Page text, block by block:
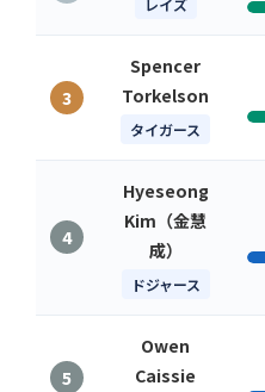
レイズ
3
Spencer
Torkelson
タイガース
4
Hyeseong
Kim（金慧
成）
ドジャース
5
Owen
Caissie